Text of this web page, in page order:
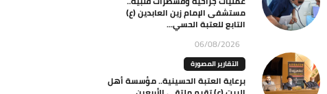
مستشفى الإمام زين العابدين (ع)
التابع للعتبة الحسي...
06/08/2026
التقارير المصورة
برعاية العتبة الحسينية.. مؤسسة أهل